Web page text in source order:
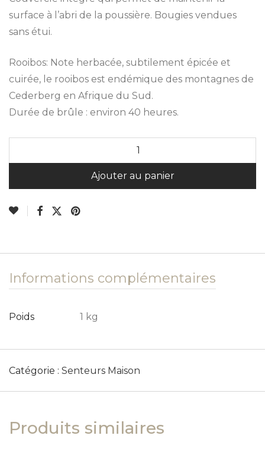
surface à l’abri de la poussière. Bougies vendues
sans étui.
Rooibos: Note herbacée, subtilement épicée et
cuirée, le rooibos est endémique des montagnes de
Cederberg en Afrique du Sud.
Durée de brûle : environ 40 heures.
Ajouter au panier
Informations complémentaires
Poids 1 kg
Catégorie : Senteurs Maison
Produits similaires